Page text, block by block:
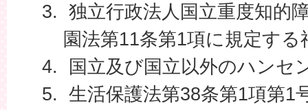
独立行政法人国立重度知的
園法第11条第1項に規定する
国立及び国立以外のハンセ
生活保護法第38条第1項第1